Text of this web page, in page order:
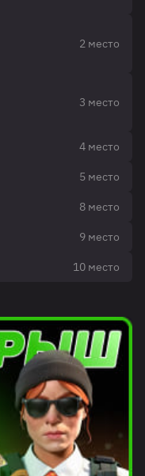
2 место
3 место
4 место
5 место
8 место
9 место
10 место